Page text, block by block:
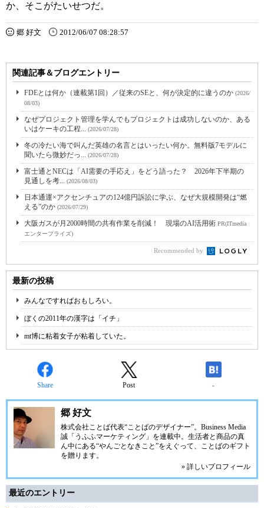
か、そこがたいせつだ。
郷 好文 2012/06/07 08:28:57
関連記事＆ブログエントリー
FDEとは何か（連載第1回）／従来のSEと、何が決定的に違うのか (2026/
08/03)
なぜプロジェクト管理を学んでもプロジェクトは成功しないのか、ある
いはケーキの工程... (2026/07/28)
冬の冷たい海で叫んだ英雄の名言とはいったい何か。無料版7モデルに
聞いたら微妙だっ... (2026/07/28)
富士通とNECは「AI需要の手応え」をどう語った？ 2026年下半期の
見通しを考... (2026/08/03)
日本通運×アクセンチュアの124億円訴訟に学ぶ、なぜ大規模開発は“燃
える”のか (2026/07/29)
大阪ガスが月2000時間の共有作業を削減！ 現場のAI活用術 PR(ITmedia
エンタープライズ)
Recommended by
最新の投稿
みんなですればおもしろい。
ぼくの2011年の漢字は「イチ」
mt博に粘着女子が粘着していた。
Share Post -
郷 好文
株式会社ことば代表“ことばのデザイナー”。Business Media
誠「うふふマーケティング」を連載中。生活者と商品の真
ん中にある“やんごとなきこと”をえぐって、ことばのギフト
を贈ります。
» 詳しいプロフィール
最近のエントリー